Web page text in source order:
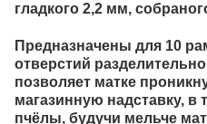
гладкого 2,2 мм,
Предназначены для 10
отверстий
позволяет матке
магазинную надставку, в
пчёлы, будучи мельче